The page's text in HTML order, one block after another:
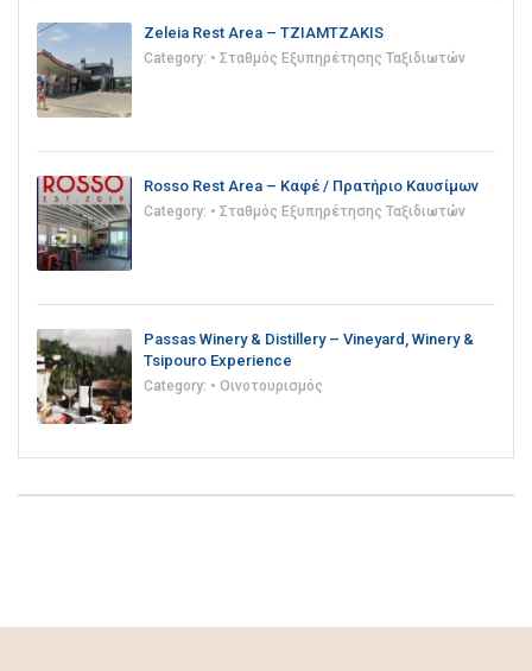
Zeleia Rest Area – TZIAMTZAKIS
Category: • Σταθμός Εξυπηρέτησης Ταξιδιωτών
Rosso Rest Area – Καφέ / Πρατήριο Καυσίμων
Category: • Σταθμός Εξυπηρέτησης Ταξιδιωτών
Passas Winery & Distillery – Vineyard, Winery &
Tsipouro Experience
Category: • Οινοτουρισμός